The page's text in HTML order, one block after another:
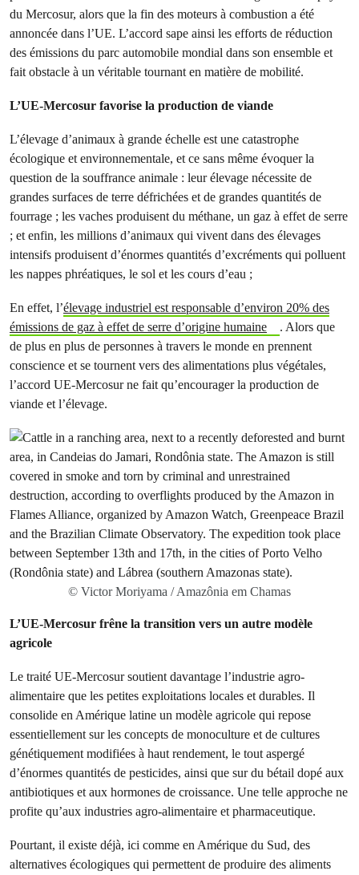
du Mercosur, alors que la fin des moteurs à combustion a été
annoncée dans l’UE. L’accord sape ainsi les efforts de réduction
des émissions du parc automobile mondial dans son ensemble et
fait obstacle à un véritable tournant en matière de mobilité.
L’UE-Mercosur favorise la production de viande
L’élevage d’animaux à grande échelle est une catastrophe
écologique et environnementale, et ce sans même évoquer la
question de la souffrance animale : leur élevage nécessite de
grandes surfaces de terre défrichées et de grandes quantités de
fourrage ; les vaches produisent du méthane, un gaz à effet de serre
; et enfin, les millions d’animaux qui vivent dans des élevages
intensifs produisent d’énormes quantités d’excréments qui polluent
les nappes phréatiques, le sol et les cours d’eau ;
En effet, l’élevage industriel est responsable d’environ 20% des
émissions de gaz à effet de serre d’origine humaine
. Alors que
de plus en plus de personnes à travers le monde en prennent
conscience et se tournent vers des alimentations plus végétales,
l’accord UE-Mercosur ne fait qu’encourager la production de
viande et l’élevage.
© Victor Moriyama / Amazônia em Chamas
L’UE-Mercosur frêne la transition vers un autre modèle
agricole
Le traité UE-Mercosur soutient davantage l’industrie agro-
alimentaire que les petites exploitations locales et durables. Il
consolide en Amérique latine un modèle agricole qui repose
essentiellement sur les concepts de monoculture et de cultures
génétiquement modifiées à haut rendement, le tout aspergé
d’énormes quantités de pesticides, ainsi que sur du bétail dopé aux
antibiotiques et aux hormones de croissance. Une telle approche ne
profite qu’aux industries agro-alimentaire et pharmaceutique.
Pourtant, il existe déjà, ici comme en Amérique du Sud, des
alternatives écologiques qui permettent de produire des aliments